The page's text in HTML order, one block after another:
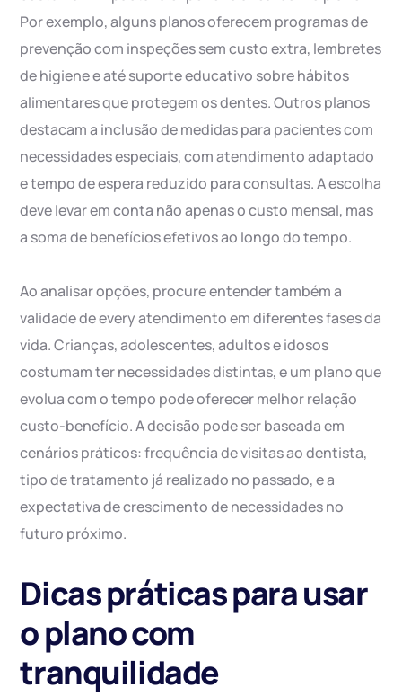
Por exemplo, alguns planos oferecem programas de
prevenção com inspeções sem custo extra, lembretes
de higiene e até suporte educativo sobre hábitos
alimentares que protegem os dentes. Outros planos
destacam a inclusão de medidas para pacientes com
necessidades especiais, com atendimento adaptado
e tempo de espera reduzido para consultas. A escolha
deve levar em conta não apenas o custo mensal, mas
a soma de benefícios efetivos ao longo do tempo.
Ao analisar opções, procure entender também a
validade de every atendimento em diferentes fases da
vida. Crianças, adolescentes, adultos e idosos
costumam ter necessidades distintas, e um plano que
evolua com o tempo pode oferecer melhor relação
custo-benefício. A decisão pode ser baseada em
cenários práticos: frequência de visitas ao dentista,
tipo de tratamento já realizado no passado, e a
expectativa de crescimento de necessidades no
futuro próximo.
Dicas práticas para usar
o plano com
tranquilidade